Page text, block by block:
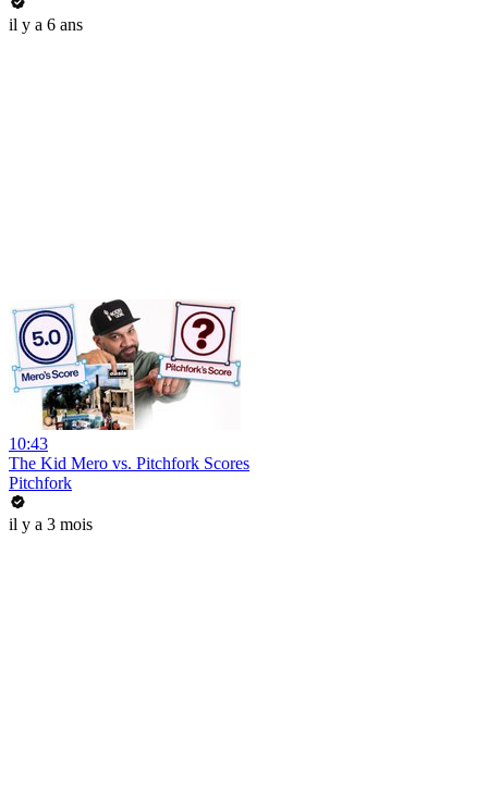
il y a 6 ans
10:43
The Kid Mero vs. Pitchfork Scores
Pitchfork
il y a 3 mois